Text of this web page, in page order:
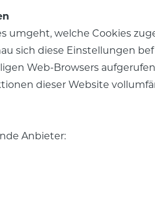
umgeht, welche Cookies
sich diese Einstellungen
Web-Browsers
dieser Website
Anbieter: